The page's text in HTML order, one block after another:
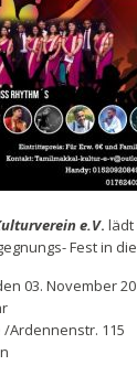
e.V. lädt
Fest in
03. November
115